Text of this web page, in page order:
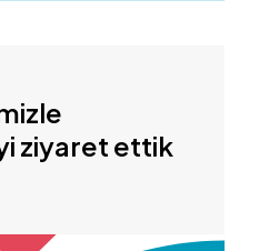
ziyaret ettik